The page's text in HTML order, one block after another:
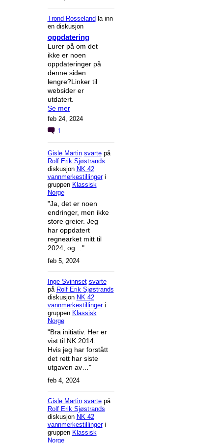
Trond Rosseland la inn
en diskusjon
oppdatering
Lurer på om det
ikke er noen
oppdateringer på
denne siden
lengre?Linker til
websider er
utdatert.
Se mer
feb 24, 2024
1
Gisle Martin svartepå
Rolf Erik Sjøstrands
diskusjon NK 42
vannmerkestillingeri
gruppen Klassisk
Norge
"Ja, det er noen
endringer, men ikke
store greier. Jeg
har oppdatert
regnearket mitt til
2024, og…"
feb 5, 2024
Inge Svinnset svarte
på Rolf Erik Sjøstrands
diskusjon NK 42
vannmerkestillingeri
gruppen Klassisk
Norge
"Bra initiativ. Her er
vist til NK 2014.
Hvis jeg har forstått
det rett har siste
utgaven av…"
feb 4, 2024
Gisle Martin svartepå
Rolf Erik Sjøstrands
diskusjon NK 42
vannmerkestillingeri
gruppen Klassisk
Norge